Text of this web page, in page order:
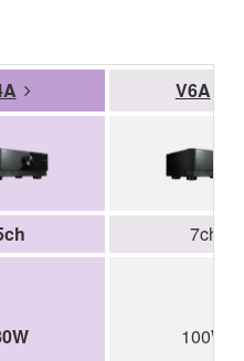
V6A
7ch
100W